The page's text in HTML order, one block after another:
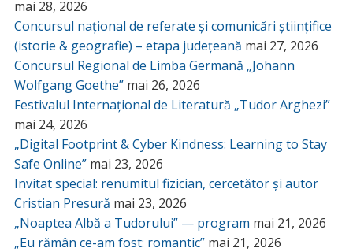
mai 28, 2026
Concursul național de referate și comunicări științifice
(istorie & geografie) – etapa județeană mai 27, 2026
Concursul Regional de Limba Germană „Johann
Wolfgang Goethe” mai 26, 2026
Festivalul Internațional de Literatură „Tudor Arghezi”
mai 24, 2026
„Digital Footprint & Cyber Kindness: Learning to Stay
Safe Online” mai 23, 2026
Invitat special: renumitul fizician, cercetător și autor
Cristian Presură mai 23, 2026
„Noaptea Albă a Tudorului” — program mai 21, 2026
„Eu rămân ce-am fost: romantic” mai 21, 2026